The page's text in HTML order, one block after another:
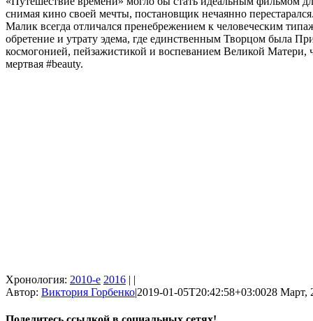
снимая кино своей мечты, постановщик нечаянно
Малик всегда отличался пренебрежением к человеческим
обретение и утрату эдема, где единственным Творцом была
космогонией, пейзажистикой и воспеванием Великой Матери,
мертвая #beauty.
Хронология: 2010-е 2016 | |
Автор: Виктория Горбенко|2019-01-05T20:42:58+03:0028 Март,